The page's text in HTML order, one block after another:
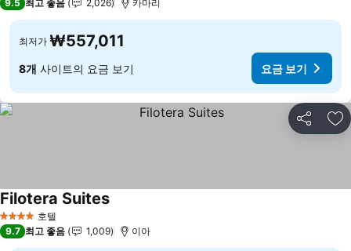
9.5 최고 좋음 2,026 카마리
최저가 ₩557,011
8개 사이트의 요금 보기 요금 보기
공유 즐
4 성급 호텔
Filotera Suites
9.7 최고 좋음 1,009 이아